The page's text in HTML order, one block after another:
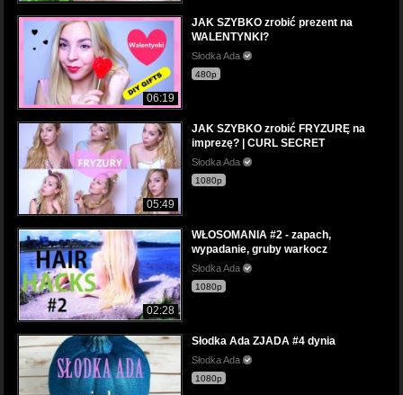
06:19
JAK SZYBKO zrobić prezent na
WALENTYNKI?
Słodka Ada
480p
05:49
JAK SZYBKO zrobić FRYZURĘ na
imprezę? | CURL SECRET
Słodka Ada
1080p
02:28
WŁOSOMANIA #2 - zapach,
wypadanie, gruby warkocz
Słodka Ada
1080p
Słodka Ada ZJADA #4 dynia
Słodka Ada
1080p